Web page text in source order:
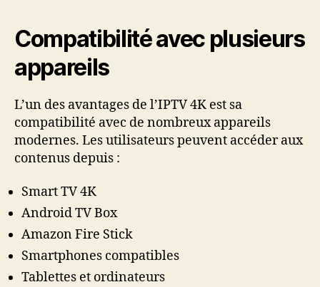
Compatibilité avec plusieurs
appareils
L’un des avantages de l’IPTV 4K est sa
compatibilité avec de nombreux appareils
modernes. Les utilisateurs peuvent accéder aux
contenus depuis :
Smart TV 4K
Android TV Box
Amazon Fire Stick
Smartphones compatibles
Tablettes et ordinateurs